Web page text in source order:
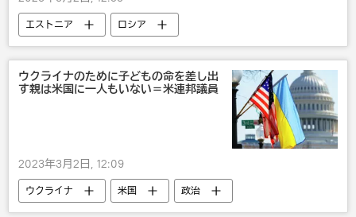
エストニア ロシア
ウクライナのために子どもの命を差し出
す親は米国に一人もいない＝米連邦議員
2023年3月2日, 12:09
ウクライナ 米国
政治
軍事